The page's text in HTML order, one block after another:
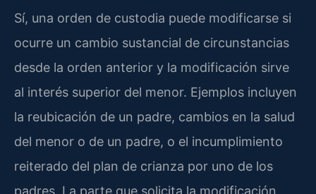
Sí, una orden de custodia puede modificarse si
ocurre un cambio sustancial de circunstancias
desde la orden anterior y la modificación sirve
al interés superior del menor. Ejemplos incluyen
la reubicación de un padre, cambios en la salud
del menor o de un padre, o el incumplimiento
reiterado del plan de crianza por uno de los
padres. La parte que solicita la modificación